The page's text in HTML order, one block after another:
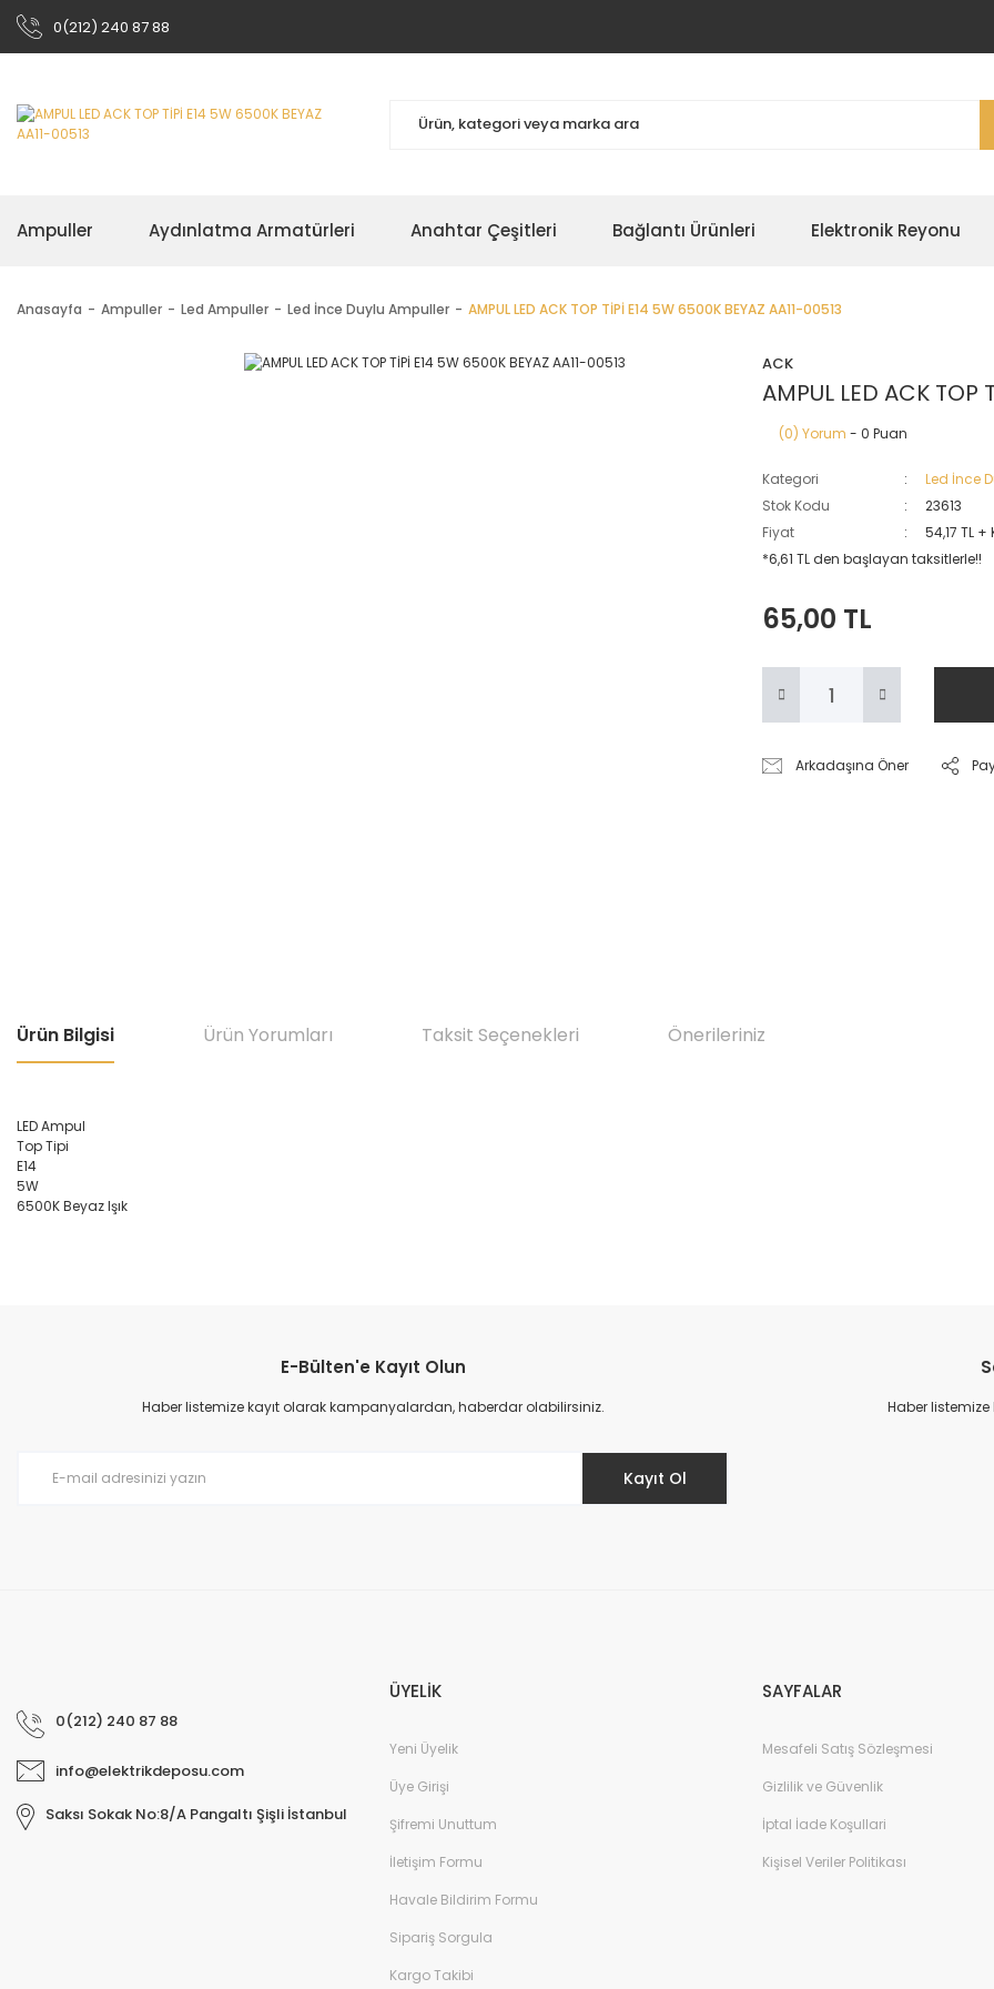
0(212) 240 87 88
Ampuller Aydınlatma Armatürleri Anahtar Çeşitleri Bağlantı Ürünleri Elektronik Reyonu
Anasayfa Ampuller Led Ampuller Led İnce Duylu Ampuller AMPUL LED ACK TOP TİPİ E14 5W 6500K BEYAZ AA11-00513
ACK
AMPUL LED ACK TOP
(0) Yorum - 0 Puan
Kategori
Led İnce
Stok Kodu
23613
Fiyat
54,17 TL +
*6,61 TL den başlayan taksitlerle!!
65,00 TL
Arkadaşına Öner
Ürün Bilgisi Ürün Yorumları Taksit Seçenekleri Önerileriniz
LED Ampul
Top Tipi
E14
5W
6500K Beyaz Işık
Ürün resmi kalitesiz, bozuk veya görüntülenemiyor.
Ürün açıklamasında eksik bilgiler bulunuyor.
E-Bülten'e Kayıt Olun
Haber listemize kayıt olarak kampanyalardan, haberdar olabilirsiniz.
Kayıt Ol
Haber
0(212) 240 87 88
info@elektrikdeposu.com
Saksı Sokak No:8/A Pangaltı Şişli İstanbul
ÜYELİK
Yeni Üyelik
Üye Girişi
Şifremi Unuttum
İletişim Formu
Havale Bildirim Formu
Sipariş Sorgula
Kargo Takibi
SAYFALAR
Mesafeli Satış Sözleşmesi
Gizlilik ve Güvenlik
İptal İade Koşullari
Kişisel Veriler Politikası